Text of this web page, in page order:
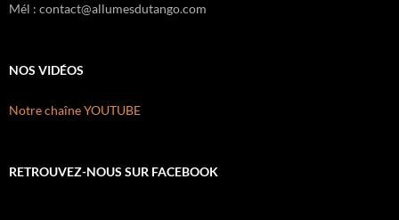
Mél : contact@allumesdutango.com
NOS VIDÉOS
Notre chaîne YOUTUBE
RETROUVEZ-NOUS SUR FACEBOOK